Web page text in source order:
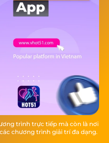
trình trực tiếp mà còn là nơi
chương trình giải trí đa dạng.